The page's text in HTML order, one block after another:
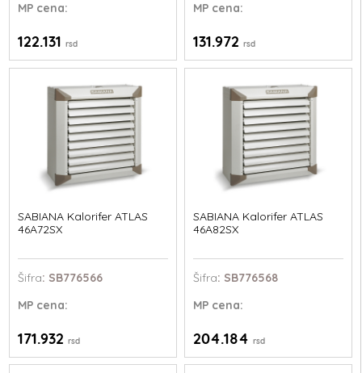
MP cena:
122.131rsd
MPcena:
131.972 rsd
SABIANA Kalorifer ATLAS
46A72SX
Šifra: SB776566
MP cena:
171.932rsd
SABIANA Kalorifer ATLAS
46A82SX
Šifra: SB776568
MPcena:
204.184 rsd